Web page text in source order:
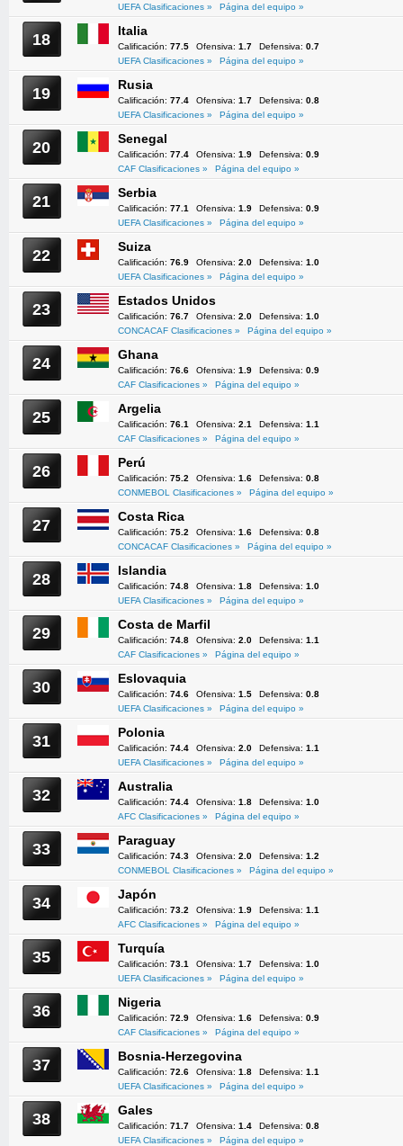
UEFA Clasificaciones »
Página del equipo »
18 Italia
Calificación: 77.5 Ofensiva: 1.7 Defensiva: 0.7
UEFA Clasificaciones »
Página del equipo »
19 Rusia
Calificación: 77.4 Ofensiva: 1.7 Defensiva: 0.8
UEFA Clasificaciones »
Página del equipo »
20 Senegal
Calificación: 77.4 Ofensiva: 1.9 Defensiva: 0.9
CAF Clasificaciones »
Página del equipo »
21 Serbia
Calificación: 77.1 Ofensiva: 1.9 Defensiva: 0.9
UEFA Clasificaciones »
Página del equipo »
22 Suiza
Calificación: 76.9 Ofensiva: 2.0 Defensiva: 1.0
UEFA Clasificaciones »
Página del equipo »
23 Estados Unidos
Calificación: 76.7 Ofensiva: 2.0 Defensiva: 1.0
CONCACAF Clasificaciones »
Página del equipo »
24 Ghana
Calificación: 76.6 Ofensiva: 1.9 Defensiva: 0.9
CAF Clasificaciones »
Página del equipo »
25 Argelia
Calificación: 76.1 Ofensiva: 2.1 Defensiva: 1.1
CAF Clasificaciones »
Página del equipo »
26 Perú
Calificación: 75.2 Ofensiva: 1.6 Defensiva: 0.8
CONMEBOL Clasificaciones »
Página del equipo »
27 Costa Rica
Calificación: 75.2 Ofensiva: 1.6 Defensiva: 0.8
CONCACAF Clasificaciones »
Página del equipo »
28 Islandia
Calificación: 74.8 Ofensiva: 1.8 Defensiva: 1.0
UEFA Clasificaciones »
Página del equipo »
29 Costa de Marfil
Calificación: 74.8 Ofensiva: 2.0 Defensiva: 1.1
CAF Clasificaciones »
Página del equipo »
30 Eslovaquia
Calificación: 74.6 Ofensiva: 1.5 Defensiva: 0.8
UEFA Clasificaciones »
Página del equipo »
31 Polonia
Calificación: 74.4 Ofensiva: 2.0 Defensiva: 1.1
UEFA Clasificaciones »
Página del equipo »
32 Australia
Calificación: 74.4 Ofensiva: 1.8 Defensiva: 1.0
AFC Clasificaciones »
Página del equipo »
33 Paraguay
Calificación: 74.3 Ofensiva: 2.0 Defensiva: 1.2
CONMEBOL Clasificaciones »
Página del equipo »
34 Japón
Calificación: 73.2 Ofensiva: 1.9 Defensiva: 1.1
AFC Clasificaciones »
Página del equipo »
35 Turquía
Calificación: 73.1 Ofensiva: 1.7 Defensiva: 1.0
UEFA Clasificaciones »
Página del equipo »
36 Nigeria
Calificación: 72.9 Ofensiva: 1.6 Defensiva: 0.9
CAF Clasificaciones »
Página del equipo »
37 Bosnia-Herzegovina
Calificación: 72.6 Ofensiva: 1.8 Defensiva: 1.1
UEFA Clasificaciones »
Página del equipo »
38 Gales
Calificación: 71.7 Ofensiva: 1.4 Defensiva: 0.8
UEFA Clasificaciones »
Página del equipo »